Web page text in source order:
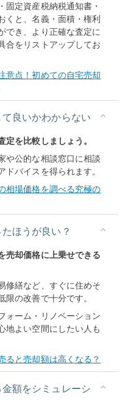
固定資産税納税通知書・
くと、名義・面積・権利
でき、より正確な査定に
合をリストアップしてお
意点！初めての自宅売却
良いかわからない
定を比較しましょう。
や公的な相談窓口に相談
ドバイスを得られます。
相場価格を調べる究極の
ほうが良い？
売却価格に上乗せできる
修繕など、すぐに住めそ
限の改善で十分です。
ォーム・リノベーション
地よい空間にしたい人も
ると売却額は高くなる？
額をシミュレーシ